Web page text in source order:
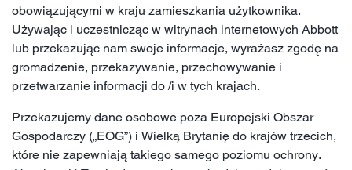
obowiązującymi w kraju zamieszkania użytkownika.
Używając i uczestnicząc w witrynach internetowych Abbott
lub przekazując nam swoje informacje, wyrażasz zgodę na
gromadzenie, przekazywanie, przechowywanie i
przetwarzanie informacji do /i w tych krajach.
Przekazujemy dane osobowe poza Europejski Obszar
Gospodarczy („EOG”) i Wielką Brytanię do krajów trzecich,
które nie zapewniają takiego samego poziomu ochrony.